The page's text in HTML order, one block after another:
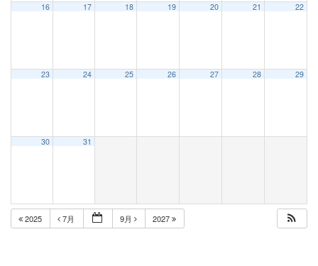
16 17 18 19 20 21 22
23 24 25 26 27 28 29
30 31
2025 7月 9月 2027